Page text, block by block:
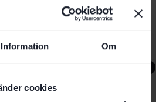
Information Om
cookies